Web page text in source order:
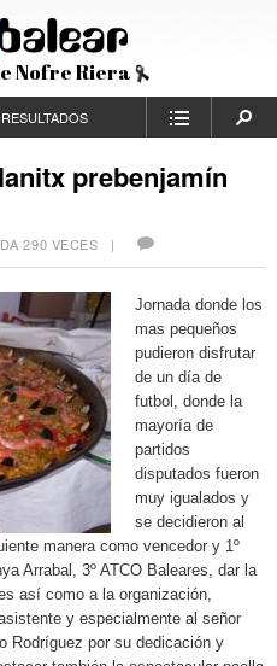
Nofre Riera
RESULTADOS
prebenjamín
290 VECES |
Jornada donde los
mas pequeños
pudieron disfrutar
de un día de
futbol, donde la
mayoría de
partidos
disputados fueron
muy igualados y
se decidieron al
manera como vencedor y 1º
Arrabal, 3º ATCO Baleares, dar la
así como a la organización,
y especialmente al señor
Rodríguez por su dedicación y